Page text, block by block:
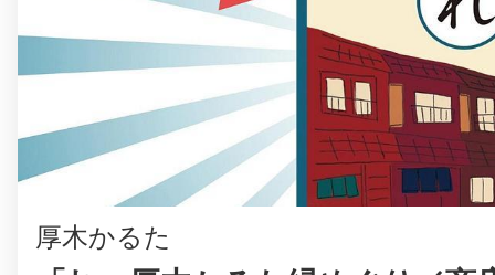
厚木かるた
お知らせ
ヘルプ
お問い合わせ
プライバシーポ